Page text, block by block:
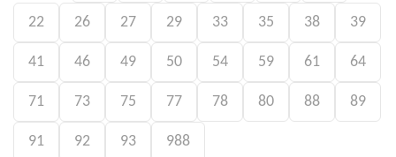
22 26 27 29 33 35 38 39
41 46 49 50 54 59 61 64
71 73 75 77 78 80 88 89
91 92 93 988